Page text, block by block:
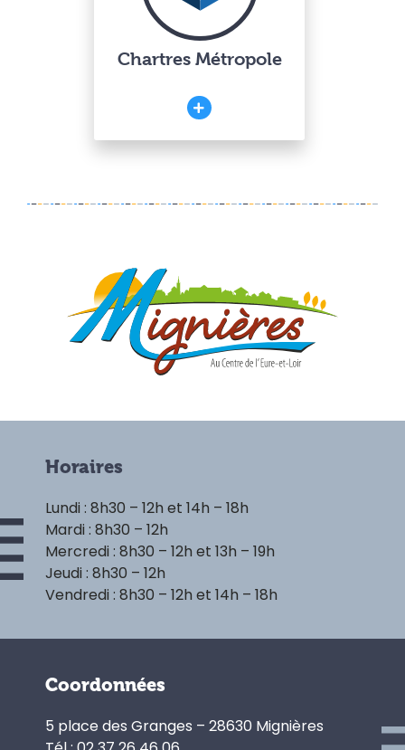
Chartres Métropole
Horaires
Lundi : 8h30 – 12h et 14h – 18h
Mardi : 8h30 – 12h
Mercredi : 8h30 – 12h et 13h – 19h
Jeudi : 8h30 – 12h
Vendredi : 8h30 – 12h et 14h – 18h
Coordonnées
5 place des Granges – 28630 Mignières